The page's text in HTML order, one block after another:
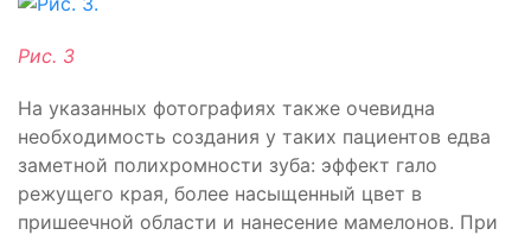
Рис. 3
На указанных фотографиях также очевидна
необходимость создания у таких пациентов едва
заметной полихромности зуба: эффект гало
режущего края, более насыщенный цвет в
пришеечной области и нанесение мамелонов. При